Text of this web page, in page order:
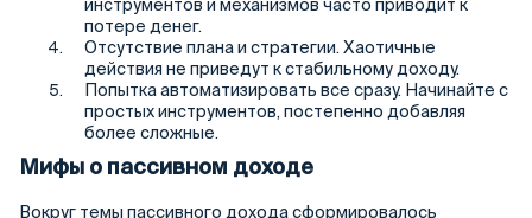
инструментов и механизмов часто приводит к
потере денег.
Отсутствие плана и стратегии. Хаотичные
действия не приведут к стабильному доходу.
Попытка автоматизировать все сразу. Начинайте с
простых инструментов, постепенно добавляя
более сложные.
Мифы о пассивном доходе
Вокруг темы пассивного дохода сформировалось